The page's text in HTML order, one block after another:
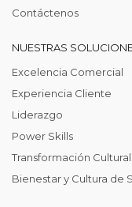
Contáctenos
NUESTRAS
Excelencia Comercial
Experiencia Cliente
Liderazgo
Power Skills
Transformación
Bienestar y Cultura de